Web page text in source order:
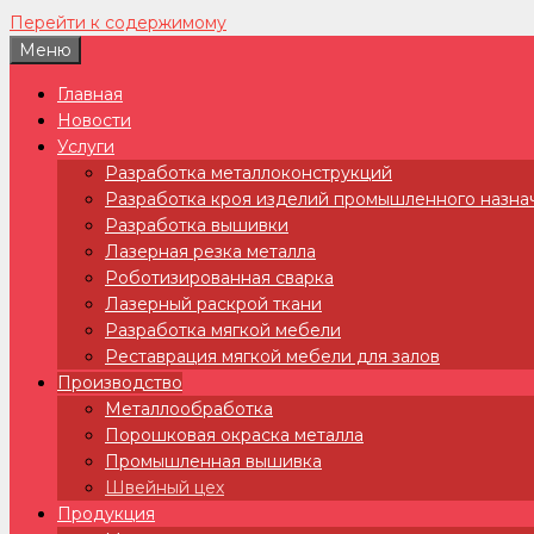
Перейти к содержимому
Меню
Главная
Новости
Услуги
Разработка металлоконструкций
Разработка кроя изделий промышленного
Разработка вышивки
Лазерная резка металла
Роботизированная сварка
Лазерный раскрой ткани
Разработка мягкой мебели
Реставрация мягкой мебели для залов
Производство
Металлообработка
Порошковая окраска металла
Промышленная вышивка
Швейный цех
Продукция